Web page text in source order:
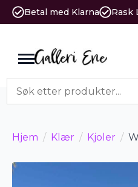
Betal med Klarna Rask
Hjem Klær Kjoler